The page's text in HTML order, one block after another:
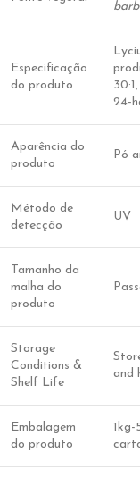
Especificação
do produto
24-
Aparência do
produto
Pó
Método de
detecção
UV
Tamanho da
malha do
produto
Storage
Conditions &
Shelf Life
and
Embalagem
do produto
1kg-